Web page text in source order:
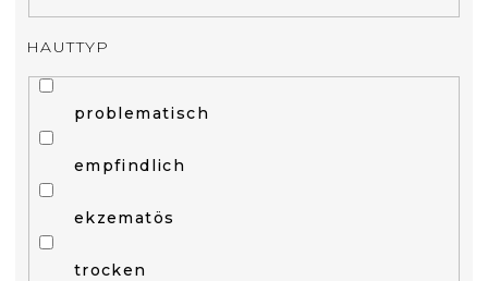
HAUTTYP
problematisch
empfindlich
ekzematös
trocken